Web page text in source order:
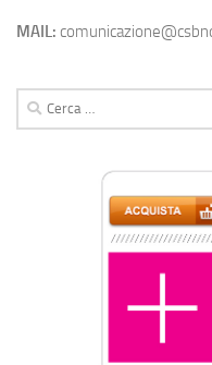
MAIL:
Ricerca
per: